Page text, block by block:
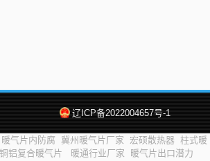
辽ICP备2022004657号-1
暖气片内防腐 冀州暖气片厂家 宏硕散热器 柱式暖
铜铝复合暖气片 暖通行业厂家 暖气片出口潜力